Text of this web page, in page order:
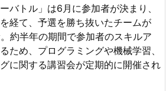
バトル」は6月に参加者が決まり、
経て、予選を勝ち抜いたチームが
約半年の期間で参加者のスキルア
ため、プログラミングや機械学習、
に関する講習会が定期的に開催され